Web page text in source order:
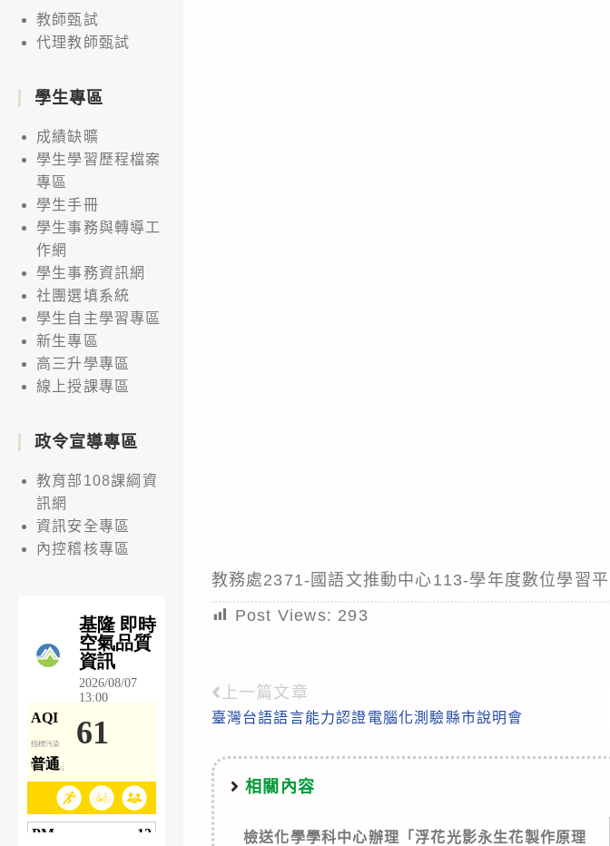
教務處2371-國語文推動中心113-學年度數位學習平
Post Views: 293
Read
more
articles
上一篇文章
臺灣台語語言能力認證電腦化測驗縣市說明會
相關內容
檢送化學學科中心辦理「浮花光影永生花製作原理
教師甄試
代理教師甄試
學生專區
成績缺曠
學生學習歷程檔案
專區
學生手冊
學生事務與轉導工
作網
學生事務資訊網
社團選填系統
學生自主學習專區
新生專區
高三升學專區
線上授課專區
政令宣導專區
教育部108課綱資
訊網
資訊安全專區
內控稽核專區